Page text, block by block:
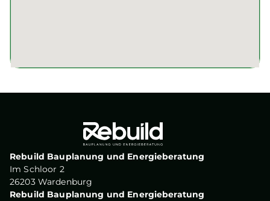
Rebuild Bauplanung und Energieberatung
Im Schloor 2
26203 Wardenburg
Rebuild Bauplanung und Energieberatung